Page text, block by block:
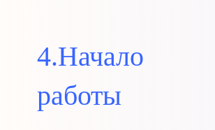
4.Начало
работы